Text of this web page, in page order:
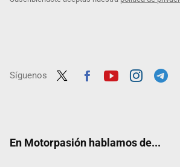
Síguenos
En Motorpasión hablamos de...